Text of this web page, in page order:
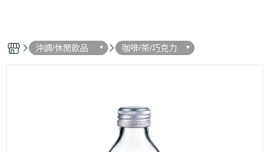
沖調/休閒飲品 咖啡/茶/巧克力